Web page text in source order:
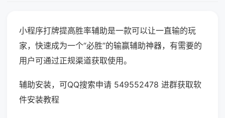
小程序打牌提高胜率辅助是一款可以让一直输的玩
家，快速成为一个“必胜”的输赢辅助神器，有需要的
用户可通过正规渠道获取使用。
辅助安装，可QQ搜索申请 549552478 进群获取软
件安装教程